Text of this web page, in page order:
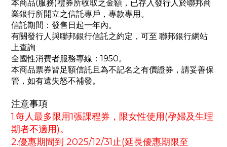
本商品(服務)禮券所收取之金額，已存入發行人於聯邦商
業銀行所開立之信託專戶，專款專用。
信託期間：發售日起一年內。
有關發行人與聯邦銀行信託之約定，可至 聯邦銀行網站
上查詢
全國性消費者服務專線：1950。
本商品票券皆足額信託且為不記名之有價證券，請妥善保
管，如有遺失怒不補發。
注意事項
1.每人最多限用1張課程券，限女性使用(孕婦及生理
期者不適用)。
2.優惠期間到 2025/12/31止(延長優惠期限至